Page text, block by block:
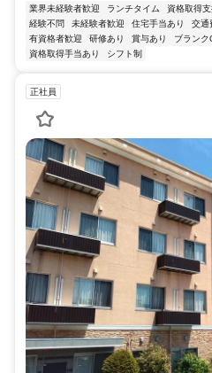
業界未経験者歓迎 ランチタイム 資格取得
経験不問
未経験者歓迎 住宅手当あり 交通
有資格者歓迎
研修あり 賞与あり ブランク
資格取得手当あり
シフト制
正社員